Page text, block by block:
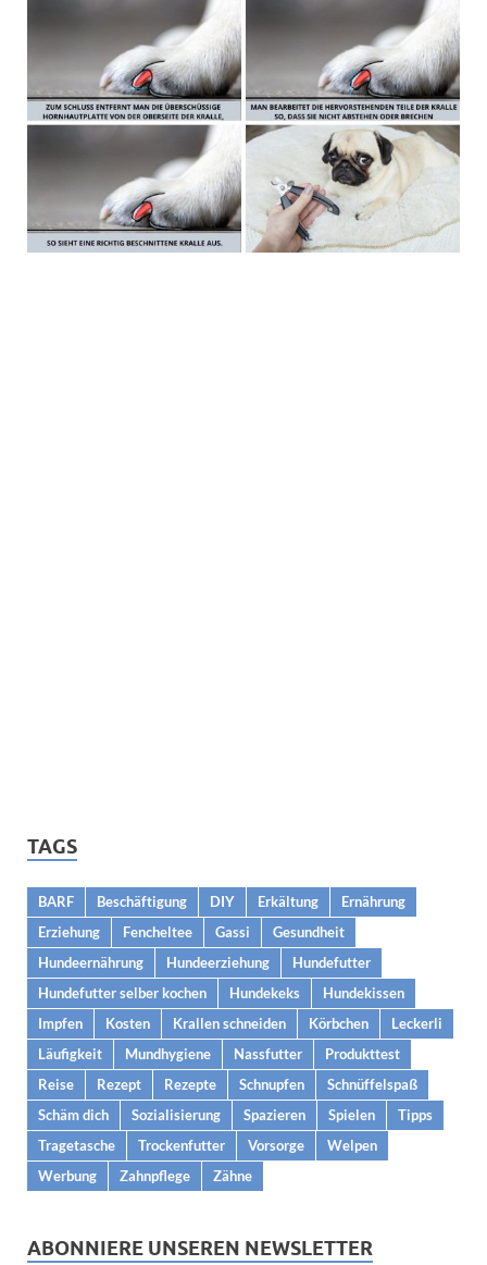
TAGS
BARF Beschäftigung DIY Erkältung
Ernährung
Erziehung
Fencheltee Gassi
Gesundheit
Hundeernährung
Hundeerziehung
Hundefutter
Hundefutter selber kochen
Hundekeks
Hundekissen
Impfen
Kosten Krallen schneiden Körbchen
Leckerli
Läufigkeit
Mundhygiene Nassfutter
Produkttest
Reise
Rezept Rezepte Schnupfen
Schnüffelspaß
Schäm dich
Sozialisierung Spazieren Spielen
Tipps
Tragetasche
Trockenfutter Vorsorge
Welpen
Werbung
Zahnpflege Zähne
ABONNIERE UNSEREN NEWSLETTER